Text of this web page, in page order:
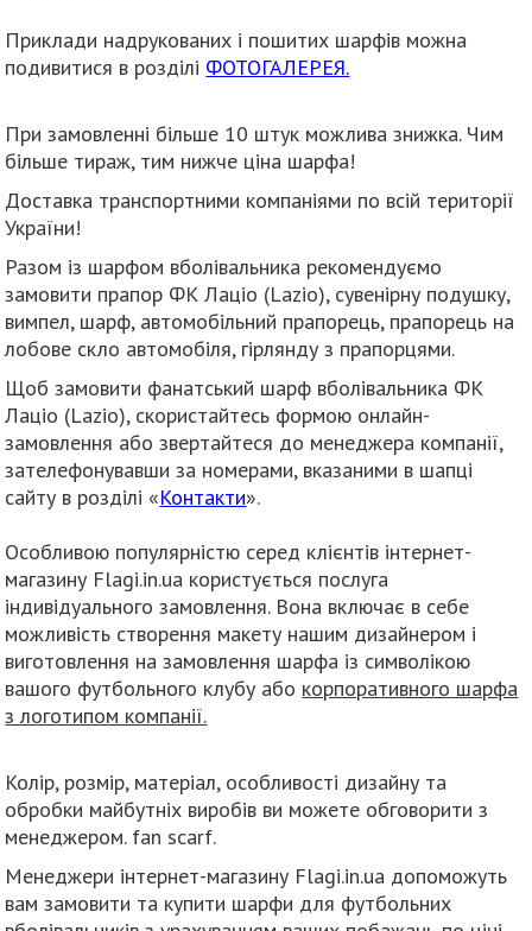
Приклади надрукованих і пошитих шарфів можна
подивитися в розділі ФОТОГАЛЕРЕЯ.
При замовленні більше 10 штук можлива знижка. Чим
більше тираж, тим нижче ціна шарфа!
Доставка транспортними компаніями по всій території
України!
Разом із шарфом вболівальника рекомендуємо
замовити прапор ФК Лаціо (Lazio), сувенірну подушку,
вимпел, шарф, автомобільний прапорець, прапорець на
лобове скло автомобіля, гірлянду з прапорцями.
Щоб замовити фанатський шарф вболівальника ФК
Лаціо (Lazio), скористайтесь формою онлайн-
замовлення або звертайтеся до менеджера компанії,
зателефонувавши за номерами, вказаними в шапці
сайту в розділі «Контакти».
Особливою популярністю серед клієнтів інтернет-
магазину Flagi.in.ua користується послуга
індивідуального замовлення. Вона включає в себе
можливість створення макету нашим дизайнером і
виготовлення на замовлення шарфа із символікою
вашого футбольного клубу або корпоративного шарфа
з логотипом компанії.
Колір, розмір, матеріал, особливості дизайну та
обробки майбутніх виробів ви можете обговорити з
менеджером. fan scarf.
Менеджери інтернет-магазину Flagi.in.ua допоможуть
вам замовити та купити шарфи для футбольних